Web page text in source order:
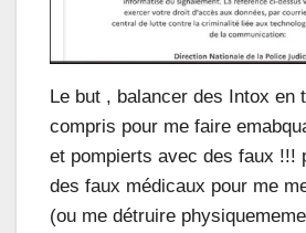
Le but , balancer des Intox en
compris pour me faire
et pompierts avec des faux !!!
des faux médicaux pour me
(ou me détruire